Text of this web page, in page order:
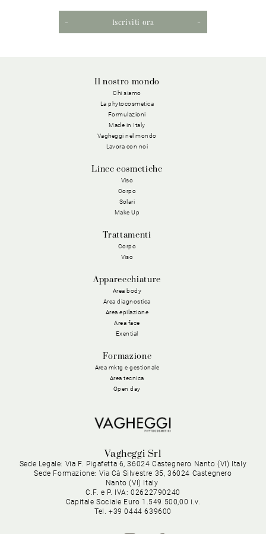
Iscriviti ora
Il nostro mondo
Chi siamo
La phytocosmetica
Formulazioni
Made in Italy
Vagheggi nel mondo
Lavora con noi
Linee cosmetiche
Viso
Corpo
Solari
Make Up
Trattamenti
Corpo
Viso
Apparecchiature
Area body
Area diagnostica
Area epilazione
Area face
Exential
Formazione
Area mktg e gestionale
Area tecnica
Open day
Vagheggi Srl
Sede Legale: Via F. Pigafetta 6, 36024 Castegnero Nanto (VI) Italy
Sede Formazione: Via Cà Silvestre 35, 36024 Castegnero
Nanto (VI) Italy
C.F. e P. IVA: 02622790240
Capitale Sociale Euro 1.549.500,00 i.v.
Tel. +39 0444 639600